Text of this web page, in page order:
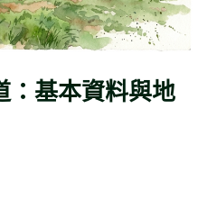
：基本資料與地